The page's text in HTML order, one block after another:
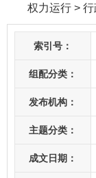
权力运行 > 行
索引号：
组配分类：
发布机构：
主题分类：
成文日期：